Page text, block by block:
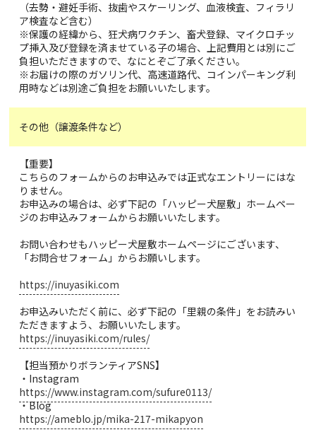
（去勢・避妊手術、抜歯やスケーリング、血液検査、フィラリ
ア検査など含む）
※保護の経緯から、狂犬病ワクチン、畜犬登録、マイクロチッ
プ挿入及び登録を済ませている子の場合、上記費用とは別にご
負担いただきますので、なにとぞご了承ください。
※お届けの際のガソリン代、高速道路代、コインパーキング利
用時などは別途ご負担をお願いいたします。
その他（譲渡条件など）
【重要】
こちらのフォームからのお申込みでは正式なエントリーにはな
りません。
お申込みの場合は、必ず下記の「ハッピー犬屋敷」ホームペー
ジのお申込みフォームからお願いいたします。
お問い合わせもハッピー犬屋敷ホームページにございます、
「お問合せフォーム」からお願いします。
https://inuyasiki.com
お申込みいただく前に、必ず下記の「里親の条件」をお読みい
ただきますよう、お願いいたします。
https://inuyasiki.com/rules/
【担当預かりボランティアSNS】
・Instagram
https://www.instagram.com/sufure0113/
・Blog
https://ameblo.jp/mika-217-mikapyon